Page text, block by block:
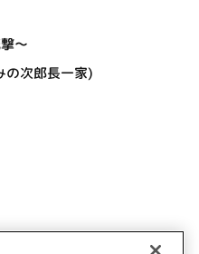
～
の次郎長一家)